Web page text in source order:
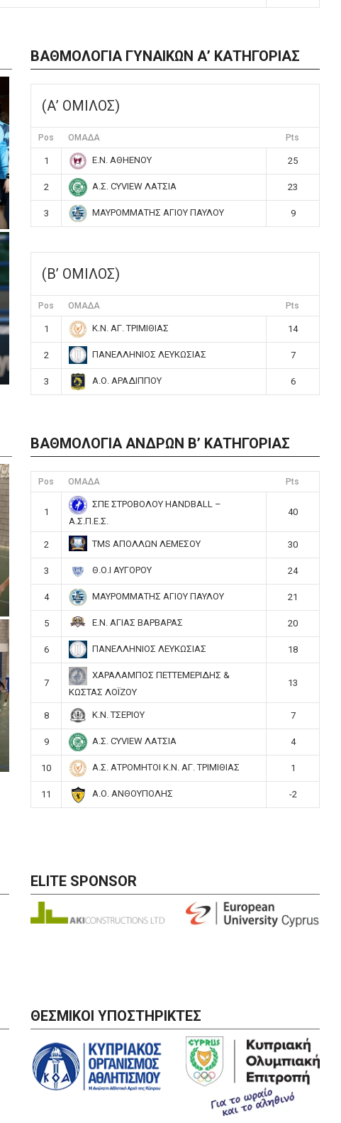
ΒΑΘΜΟΛΟΓΙΑ ΓΥΝΑΙΚΩΝ Α’ ΚΑΤΗΓΟΡΙΑΣ
(Α’ ΟΜΙΛΟΣ)
Pos ΟΜΑΔΑ Pts
1 Ε.Ν. ΑΘΗΕΝΟΥ 25
2 Α.Σ. CYVIEW ΛΑΤΣΙΑ 23
3 ΜΑΥΡΟΜΜΑΤΗΣ ΑΓΙΟΥ ΠΑΥΛΟΥ 9
(Β’ ΟΜΙΛΟΣ)
Pos ΟΜΑΔΑ Pts
1 Κ.Ν. ΑΓ. ΤΡΙΜΙΘΙΑΣ 14
2 ΠΑΝΕΛΛΗΝΙΟΣ ΛΕΥΚΩΣΙΑΣ 7
3 Α.Ο. ΑΡΑΔΙΠΠΟΥ 6
ΒΑΘΜΟΛΟΓΙΑ ΑΝΔΡΩΝ Β’ ΚΑΤΗΓΟΡΙΑΣ
Pos ΟΜΑΔΑ Pts
1
ΣΠΕ ΣΤΡΟΒΟΛΟΥ HANDBALL –
Α.Σ.Π.Ε.Σ.
40
2 TMS ΑΠΟΛΛΩΝ ΛΕΜΕΣΟΥ 30
3 Θ.Ο.Ι ΑΥΓΟΡΟΥ 24
4 ΜΑΥΡΟΜΜΑΤΗΣ ΑΓΙΟΥ ΠΑΥΛΟΥ 21
5 Ε.Ν. ΑΓΙΑΣ ΒΑΡΒΑΡΑΣ 20
6 ΠΑΝΕΛΛΗΝΙΟΣ ΛΕΥΚΩΣΙΑΣ 18
7
ΧΑΡΑΛΑΜΠΟΣ ΠΕΤΤΕΜΕΡΙΔΗΣ &
ΚΩΣΤΑΣ ΛΟΪΖΟΥ
13
8 Κ.Ν. ΤΣΕΡΙΟΥ 7
9 Α.Σ. CYVIEW ΛΑΤΣΙΑ 4
10 Α.Σ. ΑΤΡΟΜΗΤΟΙ Κ.Ν. ΑΓ. ΤΡΙΜΙΘΙΑΣ 1
11 Α.Ο. ΑΝΘΟΥΠΟΛΗΣ -2
ELITE SPONSOR
ΘΕΣΜΙΚΟΙ ΥΠΟΣΤΗΡΙΚΤΕΣ